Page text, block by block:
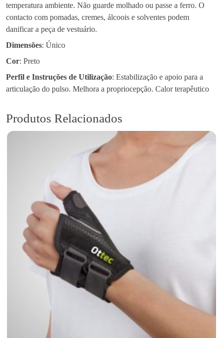
temperatura ambiente. Não guarde molhado ou passe a ferro. O
contacto com pomadas, cremes, álcoois e solventes podem
danificar a peça de vestuário.
Dimensões: Único
Cor: Preto
Perfil e Instruções de Utilização: Estabilização e apoio para a
articulação do pulso. Melhora a propriocepção. Calor terapêutico
Produtos Relacionados